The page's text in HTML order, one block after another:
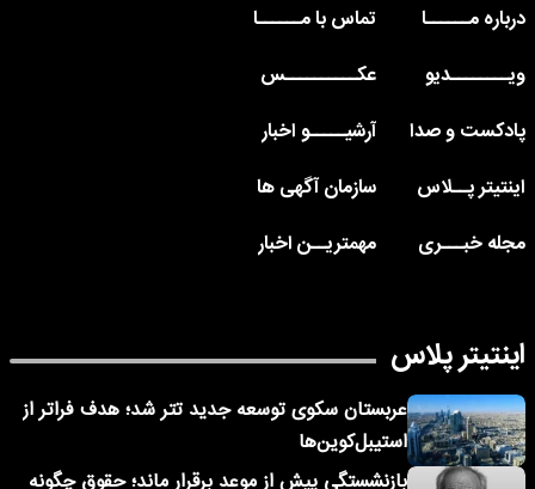
درباره مــــــا
تماس با مــــــا
ویــــــــدیو
عکــــــــــس
پادکست و صدا
آرشیـــــو اخبار
اینتیتر پــلاس
سازمان آگهی ها
مجله خبـــری
مهمتریــن اخبار
اینتیتر پلاس
عربستان سکوی توسعه جدید تتر شد؛ هدف فراتر از
استیبل‌کوین‌ها
بازنشستگی پیش از موعد برقرار ماند؛ حقوق چگونه